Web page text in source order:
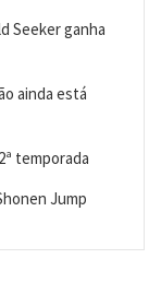
Seeker ganha
ainda está
temporada
Jump